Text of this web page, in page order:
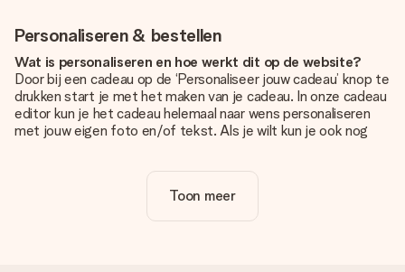
Personaliseren & bestellen
Wat is personaliseren en hoe werkt dit op de website?
Door bij een cadeau op de ‘Personaliseer jouw cadeau’ knop te
drukken start je met het maken van je cadeau. In onze cadeau
editor kun je het cadeau helemaal naar wens personaliseren
met jouw eigen foto en/of tekst. Als je wilt kun je ook nog
Is personalisatie in de prijs inbegrepen?
De prijs die op de website wordt getoond is inclusief de
Toon meer